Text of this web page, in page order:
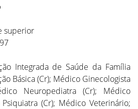
superior
Integrada de Saúde da Família
Básica (Cr); Médico Ginecologista
Neuropediatra (Cr); Médico
(Cr); Médico Veterinário;